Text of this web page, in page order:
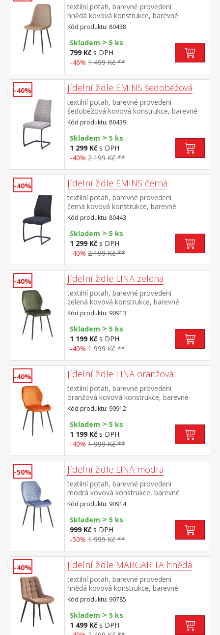
textilní potah, barevné provedení
hnědá kovová konstrukce, barevné
provedení černá výška sedu 47
cm doporučená nosnost do 120 kg
Kód produktu: 80438
Skladem > 5 ks
799 Kč s DPH
-46% 1 499 Kč **
-40% Jídelní židle EMINS šedobéžová
textilní potah, barevné provedení
šedobéžová kovová konstrukce, barevné
provedení černá výška sedu 48
cm doporučená nosnost do 120 kg
Kód produktu: 80439
Skladem > 5 ks
1 299 Kč s DPH
-40% 2 199 Kč **
-40% Jídelní židle EMINS černá
textilní potah, barevné provedení
černá kovová konstrukce, barevné
provedení černá výška sedu 48
cm doporučená nosnost do 120 kg
Kód produktu: 80443
Skladem > 5 ks
1 299 Kč s DPH
-40% 2 199 Kč **
-40% Jídelní židle LINA zelená
textilní potah, barevné provedení
zelená kovová konstrukce, barevné
provedení černá výška sedu 50
cm doporučená nosnost do 120 kg
Kód produktu: 90913
Skladem > 5 ks
1 199 Kč s DPH
-40% 1 999 Kč **
-40% Jídelní židle LINA oranžová
textilní potah, barevné provedení
oranžová kovová konstrukce, barevné
provedení černá výška sedu 50
cm doporučená nosnost do 120 kg
Kód produktu: 90912
Skladem > 5 ks
1 199 Kč s DPH
-40% 1 999 Kč **
-50% Jídelní židle LINA modrá
textilní potah, barevné provedení
modrá kovová konstrukce, barevné
provedení černá výška sedu 50
cm doporučená nosnost do 120 kg
Kód produktu: 90914
Skladem > 5 ks
999 Kč s DPH
-50% 1 999 Kč **
-40% Jídelní židle MARGARITA hnědá
textilní potah, barevné provedení
hnědá kovová konstrukce, barevné
provedení černá výška sedu 49
cm doporučená nosnost do 130 kg
Kód produktu: 90785
Skladem > 5 ks
1 499 Kč s DPH